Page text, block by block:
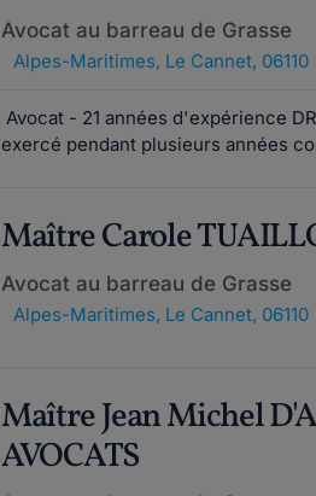
Avocat au barreau de Grasse
Alpes-Maritimes, Le Cannet, 06110
Avocat - 21 années d'expérience
exercé pendant plusieurs années
Maître Carole
Avocat au barreau de Grasse
Alpes-Maritimes, Le Cannet, 06110
Maître Jean Michel
AVOCATS